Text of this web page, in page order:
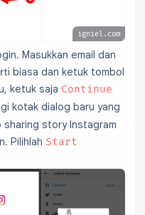
igniel.com
Masukkan email dan
biasa dan ketuk tombol
ketuk saja Continue
kotak dialog baru yang
story Instagram
Pilihlah Start